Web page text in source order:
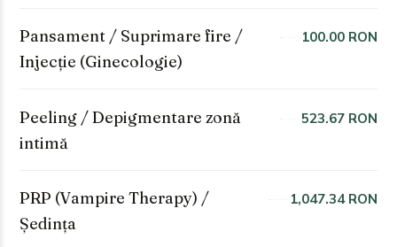
Pansament / Suprimare fire /
Injecție (Ginecologie)
100.00 RON
Peeling / Depigmentare zonă
intimă
523.67 RON
PRP (Vampire Therapy) /
Ședința
1,047.34 RON